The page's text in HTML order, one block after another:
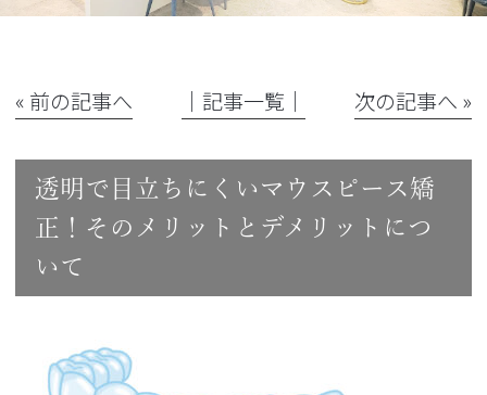
« 前の記事へ │記事一覧│ 次の記事へ »
透明で目立ちにくいマウスピース矯
正！そのメリットとデメリットにつ
いて